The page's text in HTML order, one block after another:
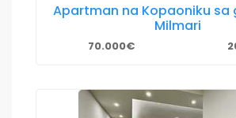
Apartman na Kopaoniku sa
Milmari
70.000€